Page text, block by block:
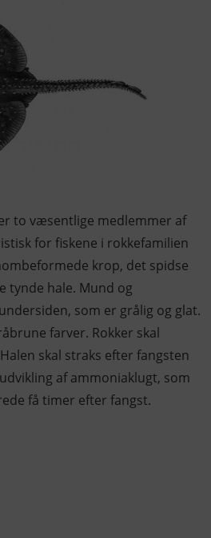
to væsentlige medlemmer af
for fiskene i rokkefamilien
krop, det spidse
tynde hale. Mund og
som er grålig og glat.
farver. Rokker skal
skal straks efter fangsten
af ammoniaklugt, som
få timer efter fangst.